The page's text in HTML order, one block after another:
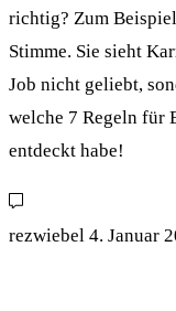
richtig? Zum
Stimme. Sie sieht
Job nicht geliebt,
welche 7 Regeln für
entdeckt habe!
rezwiebel 4. Januar